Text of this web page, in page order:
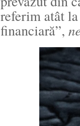
referim atât
financiară”,